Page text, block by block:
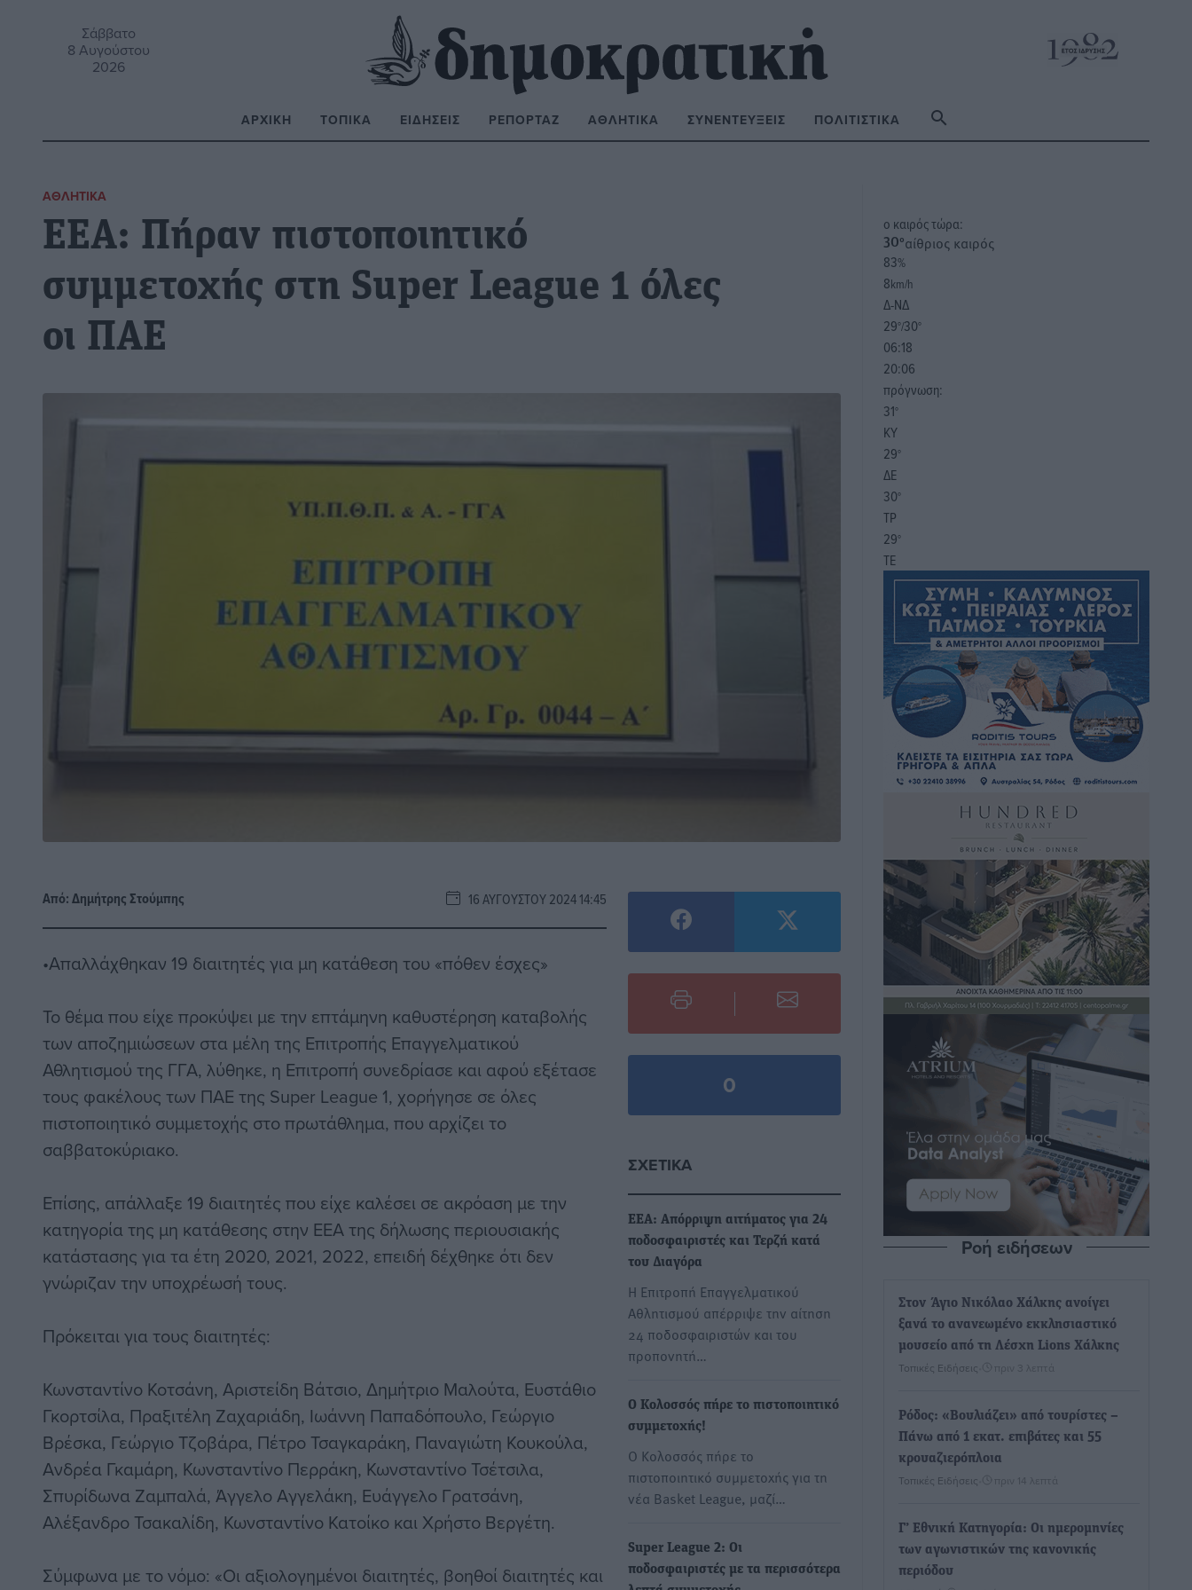
Σάββατο
8 Αυγούστου
2026
ΑΡΧΙΚΉ ΤΟΠΙΚΆ ΕΙΔΉΣΕΙΣ ΡΕΠΟΡΤΆΖ ΑΘΛΗΤΙΚΆ ΣΥΝΕΝΤΕΎΞΕΙΣ ΠΟΛΙΤΙΣΤΙΚΆ
ΑΘΛΗΤΙΚΆ
EEA: Πήραν πιστοποιητικό
συμμετοχής στη Super League 1 όλες
οι ΠΑΕ
Από:Δημήτρης Στούμπης 16 ΑΥΓΟΎΣΤΟΥ 2024 14:45
•Απαλλάχθηκαν 19 διαιτητές για μη κατάθεση του «πόθεν έσχες»
Το θέμα που είχε προκύψει με την επτάμηνη καθυστέρηση καταβολής
των αποζημιώσεων στα μέλη της Επιτροπής Επαγγελματικού
Αθλητισμού της ΓΓΑ, λύθηκε, η Επιτροπή συνεδρίασε και αφού εξέτασε
τους φακέλους των ΠΑΕ της Super League 1, χορήγησε σε όλες
πιστοποιητικό συμμετοχής στο πρωτάθλημα, που αρχίζει το
σαββατοκύριακο.
Επίσης, απάλλαξε 19 διαιτητές που είχε καλέσει σε ακρόαση με την
κατηγορία της μη κατάθεσης στην ΕΕΑ της δήλωσης περιουσιακής
κατάστασης για τα έτη 2020, 2021, 2022, επειδή δέχθηκε ότι δεν
γνώριζαν την υποχρέωσή τους.
Πρόκειται για τους διαιτητές:
Κωνσταντίνο Κοτσάνη, Αριστείδη Βάτσιο, Δημήτριο Μαλούτα, Ευστάθιο
Γκορτσίλα, Πραξιτέλη Ζαχαριάδη, Ιωάννη Παπαδόπουλο, Γεώργιο
Βρέσκα, Γεώργιο Τζοβάρα, Πέτρο Τσαγκαράκη, Παναγιώτη Κουκούλα,
Ανδρέα Γκαμάρη, Κωνσταντίνο Περράκη, Κωνσταντίνο Τσέτσιλα,
Σπυρίδωνα Ζαμπαλά, Άγγελο Αγγελάκη, Ευάγγελο Γρατσάνη,
Αλέξανδρο Τσακαλίδη, Κωνσταντίνο Κατοίκο και Χρήστο Βεργέτη.
Σύμφωνα με το νόμο: «Οι αξιολογημένοι διαιτητές, βοηθοί διαιτητές και
0
ΣΧΕΤΙΚΆ
EEA: Απόρριψη αιτήματος για 24
ποδοσφαιριστές και Τερζή κατά
του Διαγόρα
Η Επιτροπή Επαγγελματικού
Αθλητισμού απέρριψε την αίτηση
24 ποδοσφαιριστών και του
προπονητή…
Ο Κολοσσός πήρε το πιστοποιητικό
συμμετοχής!
Ο Κολοσσός πήρε το
πιστοποιητικό συμμετοχής για τη
νέα Basket League, μαζί…
Super League 2: Οι
ποδοσφαιριστές με τα περισσότερα
o καιρός τώρα:
30°αίθριος καιρός
83%
8km/h
Δ-ΝΔ
29°/30°
06:18
20:06
πρόγνωση:
31°
ΚΥ
29°
ΔΕ
30°
ΤΡ
29°
ΤΕ
Ροή ειδήσεων
Στον Άγιο Νικόλαο Χάλκης ανοίγει
ξανά το ανανεωμένο εκκλησιαστικό
μουσείο από τη Λέσχη Lions Χάλκης
Τοπικές Ειδήσεις πριν 3 λεπτά
Ρόδος: «Βουλιάζει» από τουρίστες –
Πάνω από 1 εκατ. επιβάτες και 55
κρουαζιερόπλοια
Τοπικές Ειδήσεις πριν 14 λεπτά
Γ’ Εθνική Κατηγορία: Οι ημερομηνίες
των αγωνιστικών της κανονικής
περιόδου